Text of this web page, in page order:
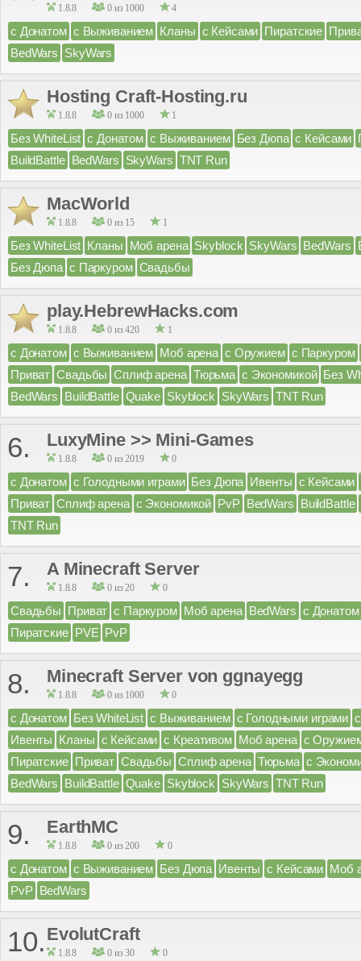
1.8.8 0 из 1000 4
с Донатом с Выживанием Кланы с Кейсами Пиратские
BedWars SkyWars
Hosting Craft-Hosting.ru
1.8.8 0 из 1000 1
Без WhiteList с Донатом с Выживанием Без Дюпа с Кейсами
BuildBattle BedWars SkyWars TNT Run
MacWorld
1.8.8 0 из 15 1
Без WhiteList Кланы Моб арена Skyblock SkyWars BedWars
Без Дюпа с Паркуром Свадьбы
play.HebrewHacks.com
1.8.8 0 из 420 1
с Донатом с Выживанием Моб арена с Оружием с Паркуром
Приват Свадьбы Сплиф арена Тюрьма с Экономикой Без
BedWars BuildBattle Quake Skyblock SkyWars TNT Run
6. LuxyMine >> Mini-Games
1.8.8 0 из 2019 0
с Донатом с Голодными играми Без Дюпа Ивенты с Кейсами
Приват Сплиф арена с Экономикой PvP BedWars BuildBattle
TNT Run
7. A Minecraft Server
1.8.8 0 из 20 0
Свадьбы Приват с Паркуром Моб арена BedWars с Донатом
Пиратские PVE PvP
8. Minecraft Server von ggnayegg
1.8.8 0 из 1000 0
с Донатом Без WhiteList с Выживанием с Голодными играми
Ивенты Кланы с Кейсами с Креативом Моб арена с
Пиратские Приват Свадьбы Сплиф арена Тюрьма с
BedWars BuildBattle Quake Skyblock SkyWars TNT Run
9. EarthMC
1.8.8 0 из 200 0
с Донатом с Выживанием Без Дюпа Ивенты с Кейсами Моб
PvP BedWars
10. EvolutCraft
1.8.8 0 из 30 0